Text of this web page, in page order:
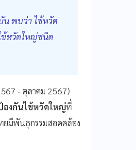
น พบว่า ไข้หวัด
ข้หวัดใหญ่ชนิด
- ตุลาคม 2567)
องกันไข้หวัดใหญ่ที่
ยมีพันธุกรรมสอดคล้อง